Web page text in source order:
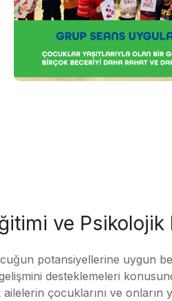
ve Psikolojik
potansiyellerine uygun
desteklemeleri
çocuklarını ve onların